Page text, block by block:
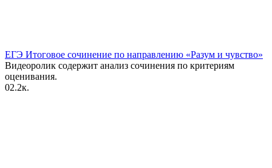
ЕГЭ Итоговое сочинение по направлению «Разум и чувство»
Видеоролик содержит анализ сочинения по критериям
оценивания.
02.2к.